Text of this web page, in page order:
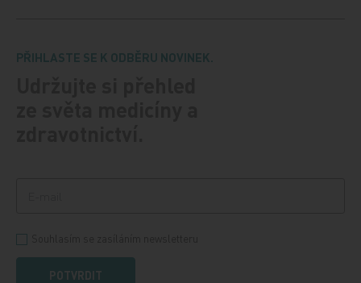
PŘIHLASTE SE K ODBĚRU NOVINEK.
POTVRDIT